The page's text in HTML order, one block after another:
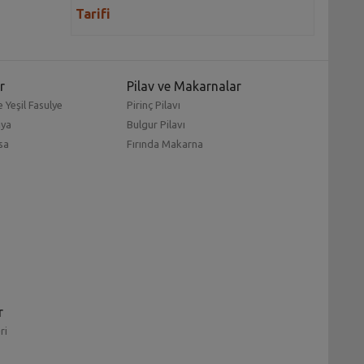
Tarifi
Yeşil Fasulye
Pilav ve Makarnalar
Pirinç Pilavı
Bulgur Pilavı
Fırında Makarna